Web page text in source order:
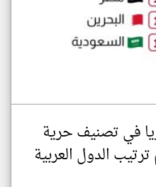
في تصنيف حرية
الدول العربية